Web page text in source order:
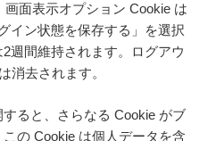
面表示オプション Cookie は
イン状態を保存する」を選択
週間維持されます。ログアウ
消去されます。
ると、さらなる Cookie がブ
の Cookie は個人データを含